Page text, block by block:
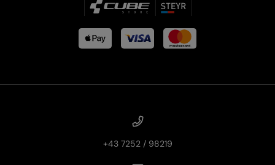
+43 7252 / 98219